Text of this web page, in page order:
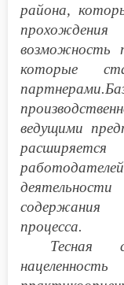
района,
прохождения
возможность
которые
ведущими
содержания
процесса.
Тесная